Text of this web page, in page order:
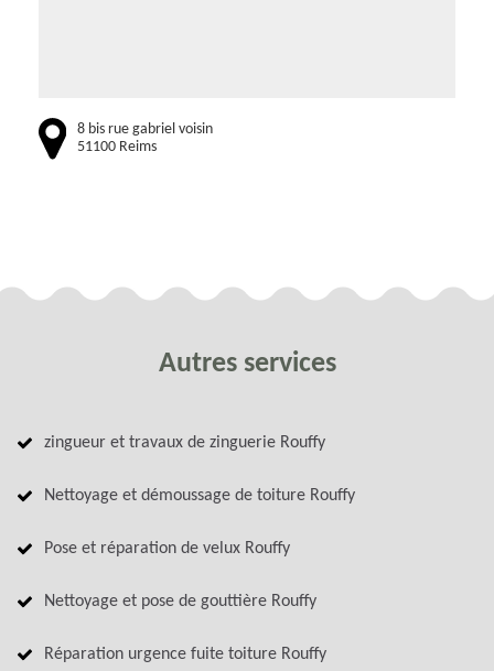
8 bis rue gabriel voisin
51100 Reims
Autres services
zingueur et travaux de zinguerie Rouffy
Nettoyage et démoussage de toiture Rouffy
Pose et réparation de velux Rouffy
Nettoyage et pose de gouttière Rouffy
Réparation urgence fuite toiture Rouffy